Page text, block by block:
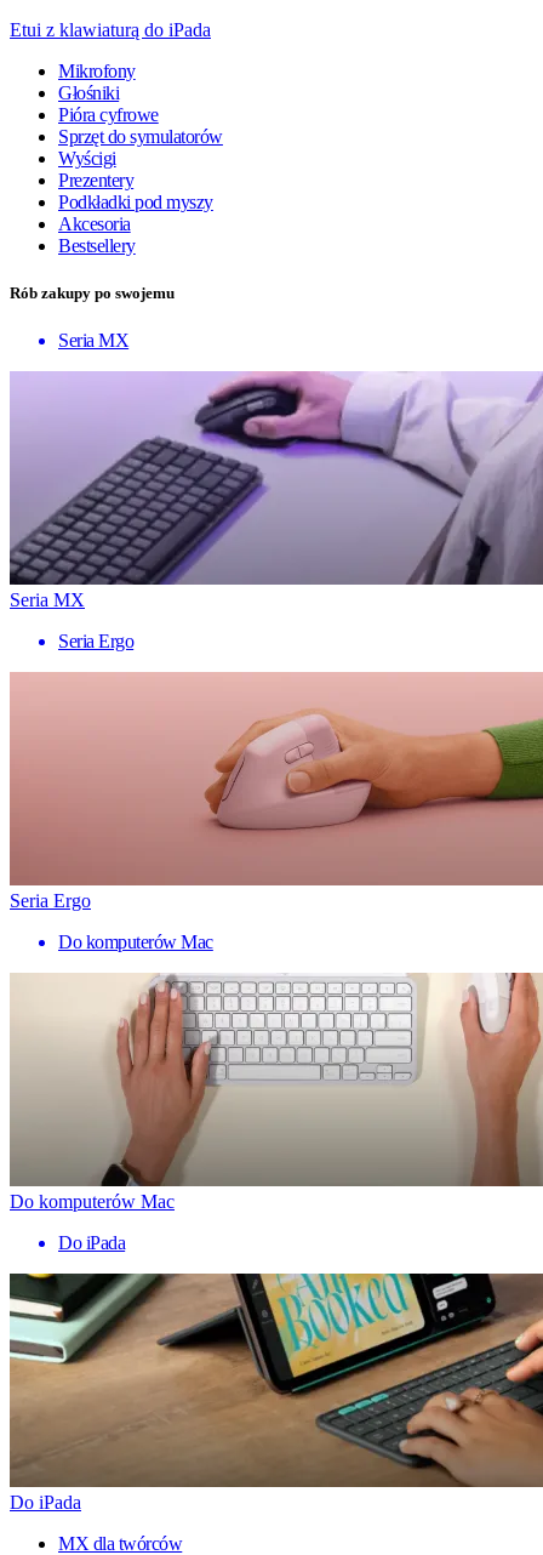
Etui z klawiaturą do iPada
Mikrofony
Głośniki
Pióra cyfrowe
Sprzęt do symulatorów
Wyścigi
Prezentery
Podkładki pod myszy
Akcesoria
Bestsellery
Rób zakupy po swojemu
Seria MX
Seria MX
Seria Ergo
Seria Ergo
Do komputerów Mac
Do komputerów Mac
Do iPada
Do iPada
MX dla twórców